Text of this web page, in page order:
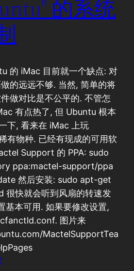
的系统
的 iMac 目前就一个缺点: 对
的远远不够. 当然, 简单的将
做对比是不公平的. 不管怎
有点热了, 但 Ubuntu 根本
下, 看来在 iMac 上玩
有物种. 已经有现成的可用软
Support 的 PPA: sudo
ppa:mactel-support/ppa
然后安装: sudo apt-get
快就会听到风扇的转速发
基本可用. 如果要修改设置,
图片来
MactelSupportTea